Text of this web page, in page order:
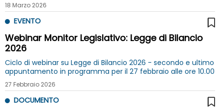
18 Marzo 2026
EVENTO
Webinar Monitor Legislativo: Legge di Bilancio
2026
Ciclo di webinar su Legge di Bilancio 2026 - secondo e ultimo
appuntamento in programma per il 27 febbraio alle ore 10.00
27 Febbraio 2026
DOCUMENTO